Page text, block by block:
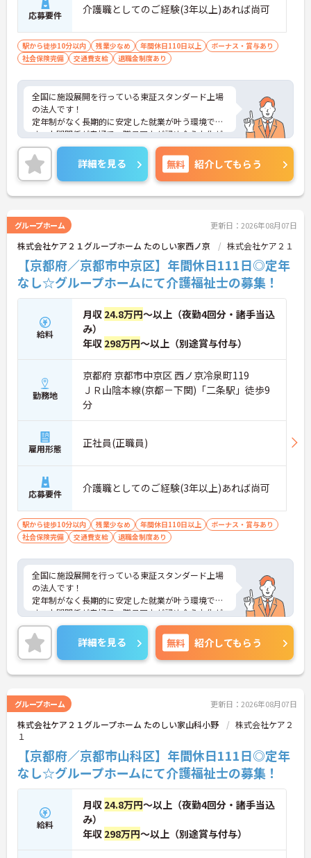
応募要件 介護職としてのご経験(3年以上)あれば尚可
駅から徒歩10分以内 残業少なめ 年間休日110日以上
ボーナス・賞与あり
社会保険完備
交通費支給 退職金制度あり
全国に施設展開を行っている東証スタンダード上場
の法人です！
定年制がなく長期的に安定した就業が叶う環境で
す。人間関係が良好で、職員同士が認め合う文化が
根付いています。
ご興味のある方には、面接対策ポイントなど、さら
に詳細をご案内しますのでお気軽にご相談くださ
い！
詳細を見る 無料 紹介してもらう
グループホーム 更新日：2026年08月07日
株式会社ケア２１グループホーム たのしい家西ノ京 株式会社ケア２１
【京都府／京都市中京区】年間休日111日◎定年
なし☆グループホームにて介護福祉士の募集！
給料
月収 24.8万円～以上（夜勤4回分・諸手当込
み）
年収 298万円～以上（別途賞与付与）
勤務地
京都府 京都市中京区 西ノ京冷泉町119
ＪＲ山陰本線(京都－下関)「二条駅」徒歩9
分
雇用形態 正社員(正職員)
応募要件 介護職としてのご経験(3年以上)あれば尚可
駅から徒歩10分以内 残業少なめ 年間休日110日以上
ボーナス・賞与あり
社会保険完備
交通費支給 退職金制度あり
全国に施設展開を行っている東証スタンダード上場
の法人です！
定年制がなく長期的に安定した就業が叶う環境で
す。人間関係が良好で、職員同士が認め合う文化が
根付いています。
ご興味のある方には、面接対策ポイントなど、さら
に詳細をご案内しますのでお気軽にご相談くださ
い！
詳細を見る 無料 紹介してもらう
グループホーム 更新日：2026年08月07日
株式会社ケア２１グループホーム たのしい家山科小野
株式会社ケア２
１
【京都府／京都市山科区】年間休日111日◎定年
なし☆グループホームにて介護福祉士の募集！
給料
月収 24.8万円～以上（夜勤4回分・諸手当込
み）
年収 298万円～以上（別途賞与付与）